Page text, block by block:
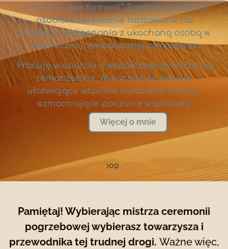
w duchu„slow farewell”. Spokojne, piękne,
osobiste ceremonienastawione na
przeżycie pożegnania z ukochaną osobą w
bezpiecznej, empatycznej atmosferze.
Pracuję w oparciu o współczesną wiedzę na
temat żałoby. Wykorzystujęrytuały
ułatwiające wspólne wyrażanie emocji i
wzmacniające poczucie wspólnoty.
Więcej o mnie
Pamiętaj! Wybierając mistrza ceremonii
pogrzebowej wybierasz towarzysza i
przewodnika tej trudnej drogi. Ważne więc,